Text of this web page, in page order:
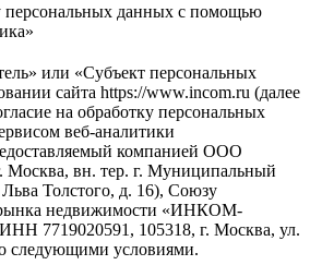
персональных данных с помощью
или «Субъект персональных
сайта https://www.incom.ru (далее
на обработку персональных
веб-аналитики
компанией ООО
вн. тер. г. Муниципальный
Толстого, д. 16), Союзу
рынка недвижимости «ИНКОМ-
105318, г. Москва, ул.
следующими условиями.